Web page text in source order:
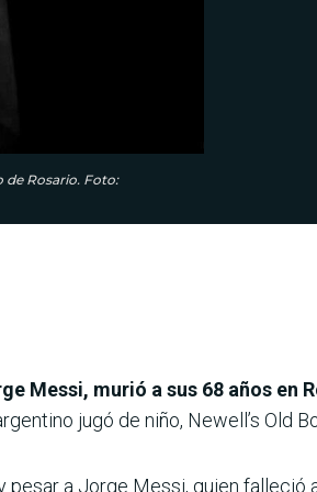
de Rosario. Foto:
Messi, murió a sus 68 años en
jugó de niño, Newell’s Old
a Jorge Messi, quien falleció